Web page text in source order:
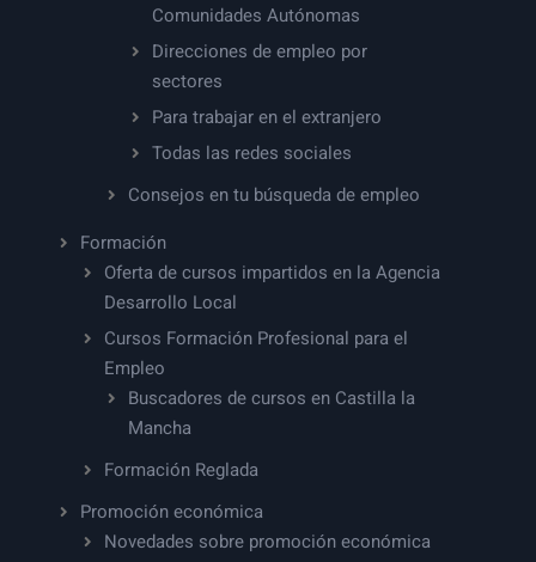
Comunidades Autónomas
Direcciones de empleo por
sectores
Para trabajar en el extranjero
Todas las redes sociales
Consejos en tu búsqueda de empleo
Formación
Oferta de cursos impartidos en la Agencia
Desarrollo Local
Cursos Formación Profesional para el
Empleo
Buscadores de cursos en Castilla la
Mancha
Formación Reglada
Promoción económica
Novedades sobre promoción económica